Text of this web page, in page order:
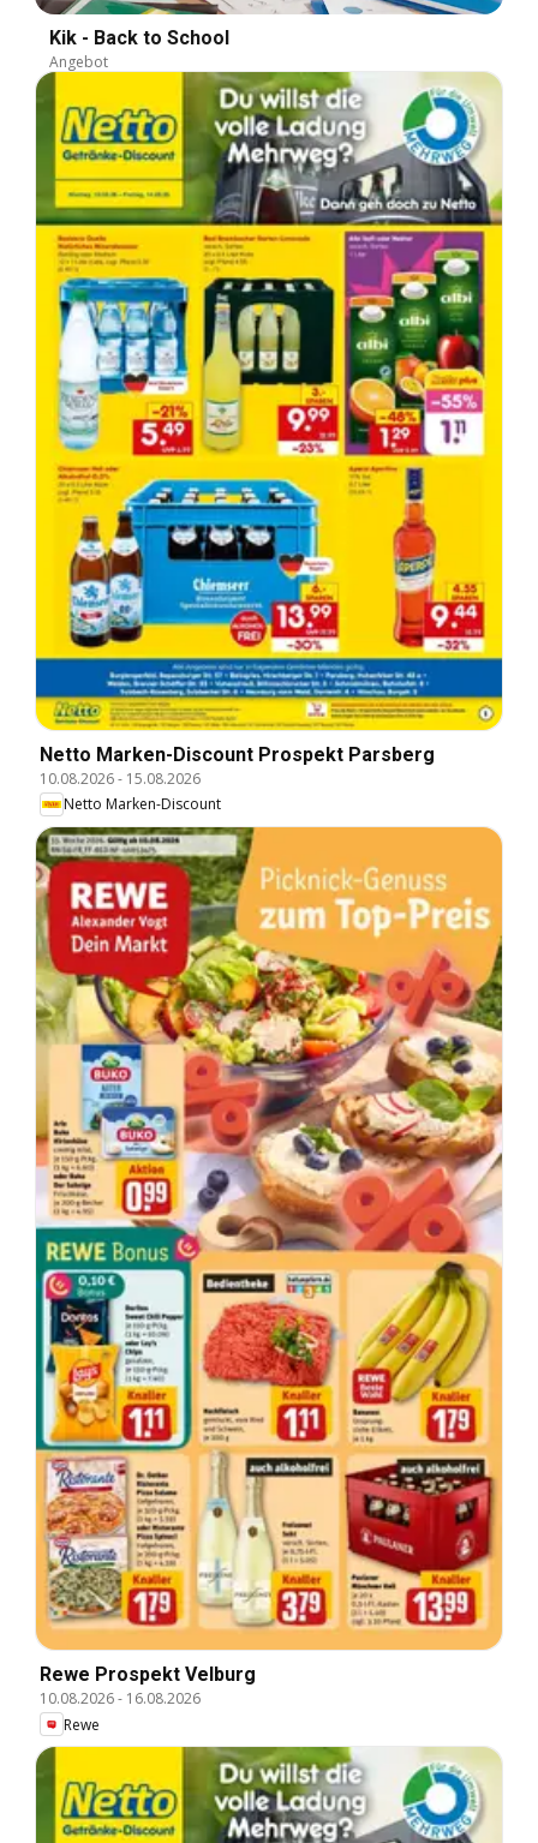
Kik - Back to School
Angebot
Netto Marken-Discount Prospekt Parsberg
10.08.2026- 15.08.2026
Netto Marken-Discount
Rewe Prospekt Velburg
10.08.2026- 16.08.2026
Rewe